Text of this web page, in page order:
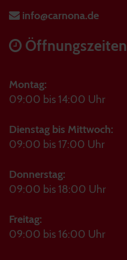
info@carnona.de
Öffnungszeiten
Montag:
09:00 bis 14:00 Uhr
Dienstag bis Mittwoch:
09:00 bis 17:00 Uhr
Donnerstag:
09:00 bis 18:00 Uhr
Freitag:
09:00 bis 16:00 Uhr